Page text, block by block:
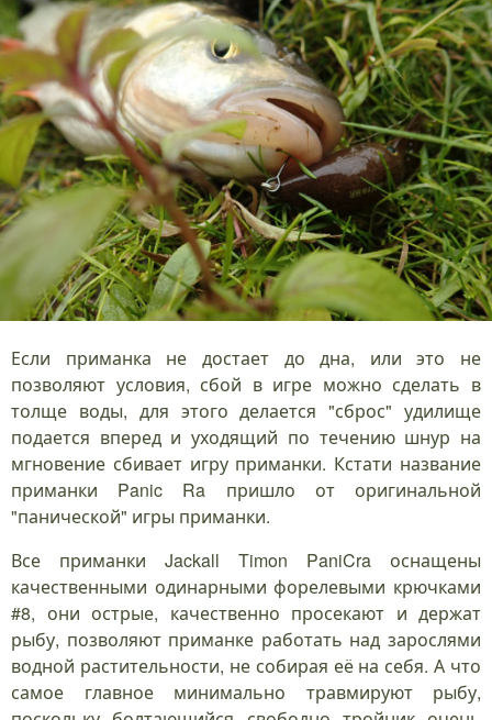
Если приманка не достает до дна, или это не
позволяют условия, сбой в игре можно сделать в
толще воды, для этого делается "сброс" удилище
подается вперед и уходящий по течению шнур на
мгновение сбивает игру приманки. Кстати название
приманки Panic Ra пришло от оригинальной
"панической" игры приманки.
Все приманки Jackall Timon PaniCra оснащены
качественными одинарными форелевыми крючками
#8, они острые, качественно просекают и держат
рыбу, позволяют приманке работать над зарослями
водной растительности, не собирая её на себя. А что
самое главное минимально травмируют рыбу,